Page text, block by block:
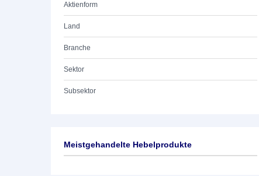
Aktienform
Land
Branche
Sektor
Subsektor
Meistgehandelte Hebelprodukte